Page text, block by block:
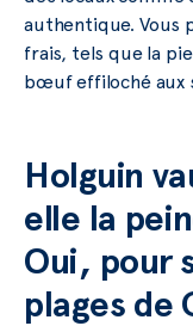
authentique. Vous
frais, tels que la
bœuf effiloché aux
Holguin
elle la
Oui, pour
plages de